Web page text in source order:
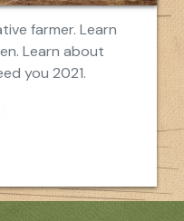
farmer. Learn
Learn about
you 2021.